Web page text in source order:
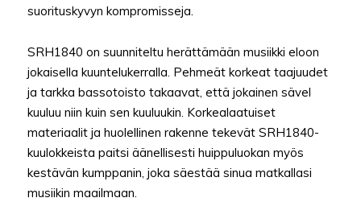
suorituskyvyn kompromisseja.
SRH1840 on suunniteltu herättämään musiikki eloon
jokaisella kuuntelukerralla. Pehmeät korkeat taajuudet
ja tarkka bassotoisto takaavat, että jokainen sävel
kuuluu niin kuin sen kuuluukin. Korkealaatuiset
materiaalit ja huolellinen rakenne tekevät SRH1840-
kuulokkeista paitsi äänellisesti huippuluokan myös
kestävän kumppanin, joka säestää sinua matkallasi
musiikin maailmaan.